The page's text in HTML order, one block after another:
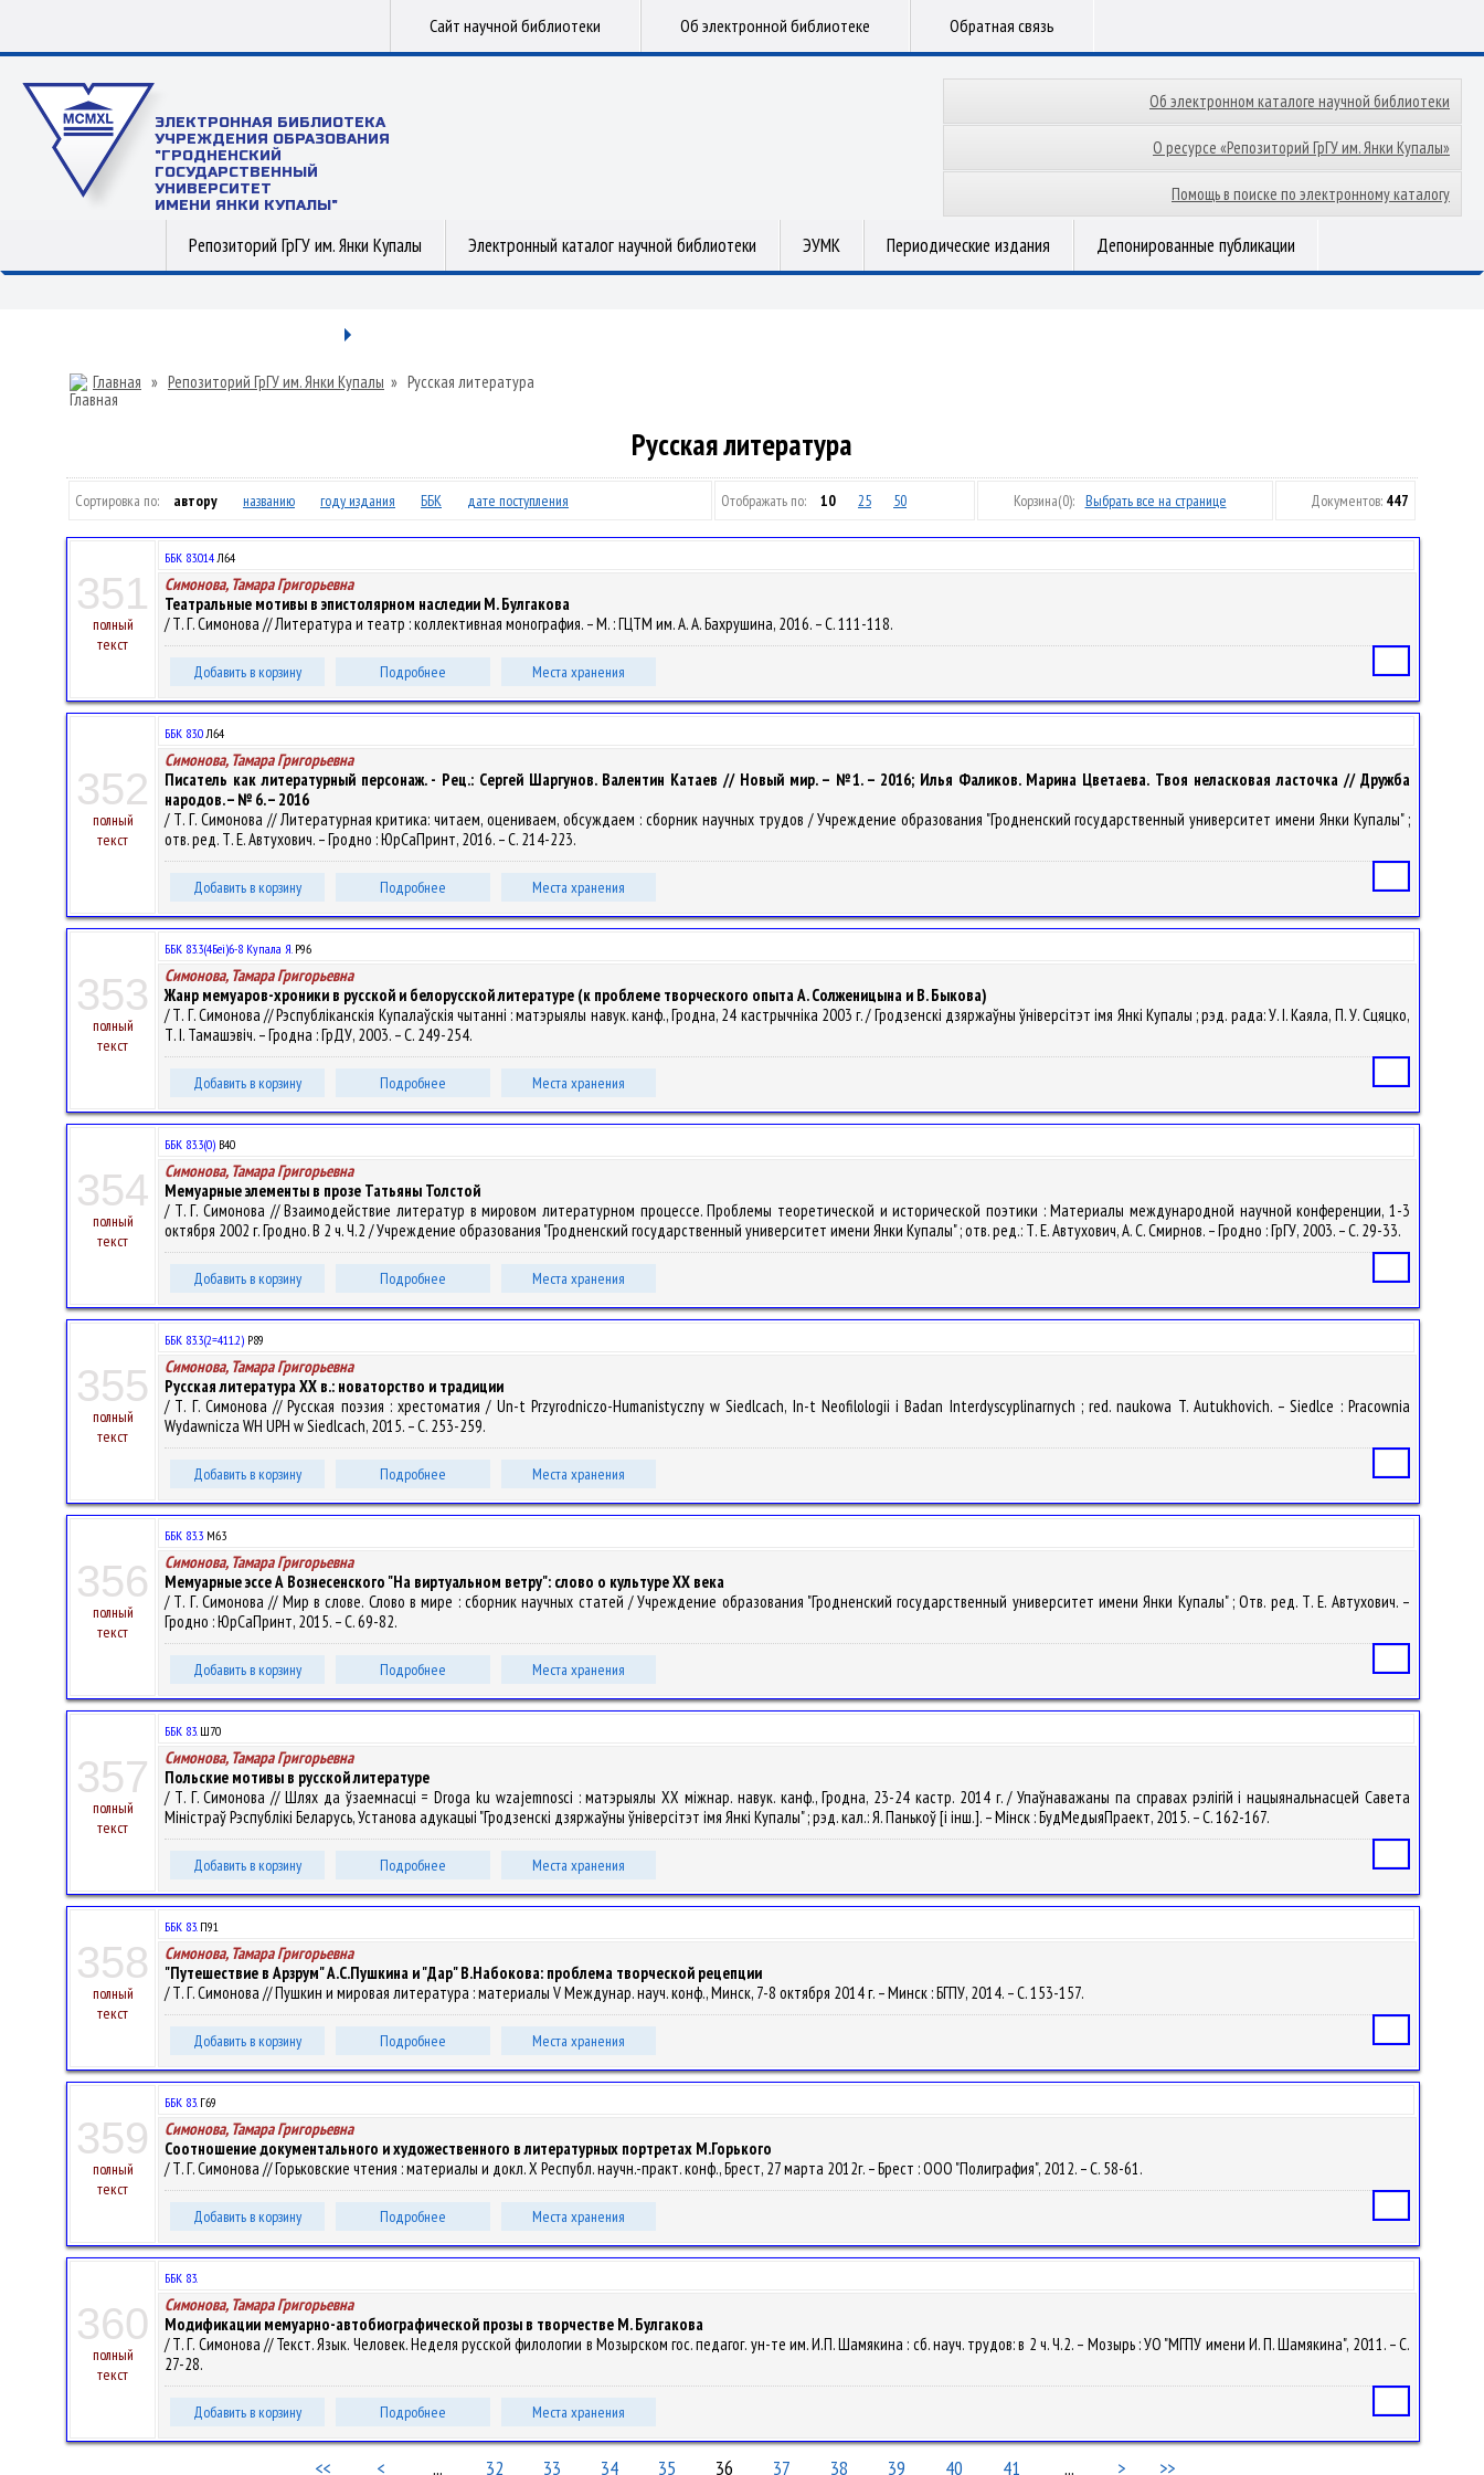
Сайт научной библиотеки Об электронной библиотеке Обратная связь
ЭЛЕКТРОННАЯ БИБЛИОТЕКА
УЧРЕЖДЕНИЯ ОБРАЗОВАНИЯ
"ГРОДНЕНСКИЙ
ГОСУДАРСТВЕННЫЙ
УНИВЕРСИТЕТ
ИМЕНИ ЯНКИ КУПАЛЫ"
Об электронном каталоге научной библиотеки
О ресурсе «Репозиторий ГрГУ им. Янки Купалы»
Помощь в поиске по электронному каталогу
Репозиторий ГрГУ им. Янки Купалы Электронный каталог научной библиотеки ЭУМК Периодические издания Депонированные публикации
Главная » Репозиторий ГрГУ им. Янки Купалы » Русская литература
Русская литература
Сортировка по: автору названию году издания ББК дате поступления Отображать по: 10 25 50 Корзина(0): Выбрать все на странице Документов: 447
351
полный
текст
ББК 83.014Л64
Симонова, Тамара Григорьевна
Театральные мотивы в эпистолярном наследии М. Булгакова
/ Т. Г. Симонова // Литература и театр : коллективная монография. – М. : ГЦТМ им. А. А. Бахрушина, 2016. – С. 111-118.
Добавить в корзину Подробнее Места хранения
352
полный
текст
ББК 83.0Л64
Симонова, Тамара Григорьевна
Писатель как литературный персонаж. - Рец.: Сергей Шаргунов. Валентин Катаев // Новый мир. – №1. – 2016; Илья Фаликов. Марина Цветаева. Твоя неласковая ласточка // Дружба
народов. – № 6. – 2016
/ Т. Г. Симонова // Литературная критика: читаем, оцениваем, обсуждаем : сборник научных трудов / Учреждение образования "Гродненский государственный университет имени Янки Купалы" ;
отв. ред. Т. Е. Автухович. – Гродно : ЮрСаПринт, 2016. – С. 214-223.
Добавить в корзину Подробнее Места хранения
353
полный
текст
ББК 83.3(4Беі)6-8 Купала Я.Р96
Симонова, Тамара Григорьевна
Жанр мемуаров-хроники в русской и белорусской литературе (к проблеме творческого опыта А. Солженицына и В. Быкова)
/ Т. Г. Симонова // Рэспубліканскія Купалаўскія чытанні : матэрыялы навук. канф., Гродна, 24 кастрычніка 2003 г. / Гродзенскi дзяржаўны ўнiверсітэт iмя Янкі Купалы ; рэд. рада: У. I. Каяла, П. У. Сцяцко,
Т. І. Тамашэвіч. – Гродна : ГрДУ, 2003. – С. 249-254.
Добавить в корзину Подробнее Места хранения
354
полный
текст
ББК 83.3(0) В40
Симонова, Тамара Григорьевна
Мемуарные элементы в прозе Татьяны Толстой
/ Т. Г. Симонова // Взаимодействие литератур в мировом литературном процессе. Проблемы теоретической и исторической поэтики : Материалы международной научной конференции, 1-3
октября 2002 г. Гродно. В 2 ч. Ч.2 / Учреждение образования "Гродненский государственный университет имени Янки Купалы" ; отв. ред.: Т. Е. Автухович, А. С. Смирнов. – Гродно : ГрГУ, 2003. – С. 29-33.
Добавить в корзину Подробнее Места хранения
355
полный
текст
ББК 83.3(2=411.2) Р89
Симонова, Тамара Григорьевна
Русская литература ХХ в.: новаторство и традиции
/ Т. Г. Симонова // Русская поэзия : хрестоматия / Un-t Przyrodniczo-Humanistyczny w Siedlcach, In-t Neofilologii i Badan Interdyscyplinarnych ; red. naukowa T. Autukhovich. – Siedlce : Pracownia
Wydawnicza WH UPH w Siedlcach, 2015. – С. 253-259.
Добавить в корзину Подробнее Места хранения
356
полный
текст
ББК 83.3 М63
Симонова, Тамара Григорьевна
Мемуарные эссе А Вознесенского "На виртуальном ветру": слово о культуре ХХ века
/ Т. Г. Симонова // Мир в слове. Слово в мире : сборник научных статей / Учреждение образования "Гродненский государственный университет имени Янки Купалы" ; Отв. ред. Т. Е. Автухович. –
Гродно : ЮрСаПринт, 2015. – С. 69-82.
Добавить в корзину Подробнее Места хранения
357
полный
текст
ББК 83.Ш70
Симонова, Тамара Григорьевна
Польские мотивы в русской литературе
/ Т. Г. Симонова // Шлях да ўзаемнасці = Droga ku wzajemnosci : матэрыялы ХХ міжнар. навук. канф., Гродна, 23-24 кастр. 2014 г. / Упаўнаважаны па справах рэлігій і нацыянальнасцей Савета
Міністраў Рэспублікі Беларусь, Установа адукацыі "Гродзенскі дзяржаўны ўніверсітэт імя Янкі Купалы" ; рэд. кал.: Я. Панькоў [і інш.]. – Мінск : БудМедыяПраект, 2015. – С. 162-167.
Добавить в корзину Подробнее Места хранения
358
полный
текст
ББК 83.П91
Симонова, Тамара Григорьевна
"Путешествие в Арзрум" А.С.Пушкина и "Дар" В.Набокова: проблема творческой рецепции
/ Т. Г. Симонова // Пушкин и мировая литература : материалы V Междунар. науч. конф., Минск, 7-8 октября 2014 г. – Минск : БГПУ, 2014. – С. 153-157.
Добавить в корзину Подробнее Места хранения
359
полный
текст
ББК 83.Г69
Симонова, Тамара Григорьевна
Соотношение документального и художественного в литературных портретах М.Горького
/ Т. Г. Симонова // Горьковские чтения : материалы и докл. Х Республ. научн.-практ. конф., Брест, 27 марта 2012г. – Брест : ООО "Полиграфия", 2012. – С. 58-61.
Добавить в корзину Подробнее Места хранения
360
полный
текст
ББК 83.
Симонова, Тамара Григорьевна
Модификации мемуарно-автобиографической прозы в творчестве М. Булгакова
/ Т. Г. Симонова // Текст. Язык. Человек. Неделя русской филологии в Мозырском гос. педагог. ун-те им. И.П. Шамякина : сб. науч. трудов: в 2 ч. Ч.2. – Мозырь : УО "МГПУ имени И. П. Шамякина", 2011. – С.
27-28.
Добавить в корзину Подробнее Места хранения
<< < ... 32 33 34 35 36 37 38 39 40 41 ... > >>